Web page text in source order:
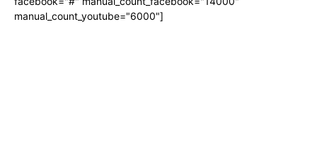
manual_count_youtube="6000"]